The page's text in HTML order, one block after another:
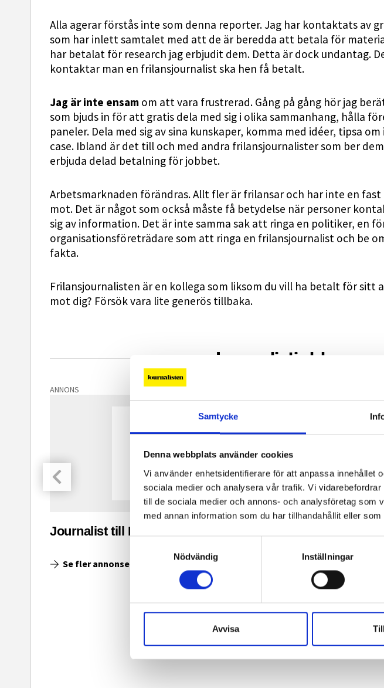
Samtycke
Denna webbplats använder cookies
Vi använder enhetsidentifierare för att anpassa innehållet
sociala medier och analysera vår trafik. Vi
till de sociala medier och annons- och analysföretag
med annan information som du har tillhandahållit eller
Nödvändig
Inställningar
Avvisa
Alla agerar förstås inte som denna reporter. Jag har kontaktats av
som har inlett samtalet med att de är beredda att betala för
har betalat för research jag erbjudit dem. Detta är dock undantag.
kontaktar man en frilansjournalist ska hen få betalt.
Jag är inte ensam om att vara frustrerad. Gång på gång hör jag
som bjuds in för att gratis dela med sig i olika sammanhang, hålla
paneler. Dela med sig av sina kunskaper, komma med idéer, tipsa
case. Ibland är det till och med andra frilansjournalister som ber
erbjuda delad betalning för jobbet.
Arbetsmarknaden förändras. Allt fler är frilansar och har inte en fast
mot. Det är något som också måste få betydelse när personer
sig av information. Det är inte samma sak att ringa en politiker, en
organisationsföreträdare som att ringa en frilansjournalist och be
fakta.
Frilansjournalisten är en kollega som liksom du vill ha betalt för sitt
mot dig? Försök vara lite generös tillbaka.
Journalistjobb
ANNONS
Journalist till Ingenjoren.se
Se fler annonser